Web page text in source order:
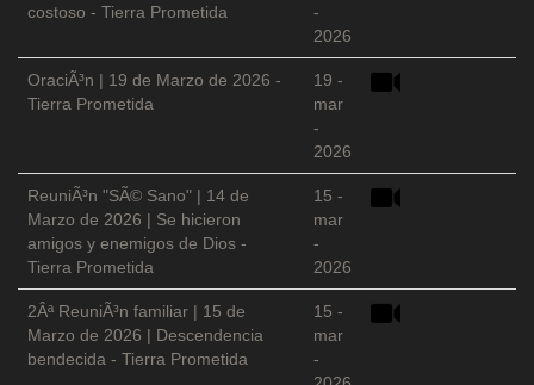
costoso - Tierra Prometida
-
2026
OraciÃ³n | 19 de Marzo de 2026 -
Tierra Prometida
19 -
mar
-
2026
ReuniÃ³n "SÃ© Sano" | 14 de
Marzo de 2026 | Se hicieron
amigos y enemigos de Dios -
Tierra Prometida
15 -
mar
-
2026
2Âª ReuniÃ³n familiar | 15 de
Marzo de 2026 | Descendencia
bendecida - Tierra Prometida
15 -
mar
-